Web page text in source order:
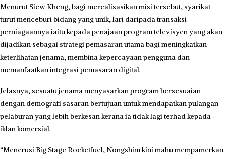
Menurut Siew Kheng, bagi merealisasikan misi tersebut, syarikat
turut menceburi bidang yang unik, lari daripada transaksi
perniagaannya iaitu kepada penajaan program televisyen yang akan
dijadikan sebagai strategi pemasaran utama bagi meningkatkan
keterlihatan jenama, membina kepercayaan pengguna dan
memanfaatkan integrasi pemasaran digital.
Jelasnya, sesuatu jenama menyasarkan program bersesuaian
dengan demografi sasaran bertujuan untuk mendapatkan pulangan
pelaburan yang lebih berkesan kerana ia tidak lagi terhad kepada
iklan komersial.
“Menerusi Big Stage Rocketfuel, Nongshim kini mahu mempamerkan